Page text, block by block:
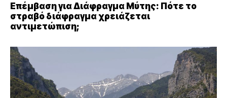
Επέμβαση για Διάφραγμα Μύτης: Πότε το
στραβό διάφραγμα χρειάζεται
αντιμετώπιση;